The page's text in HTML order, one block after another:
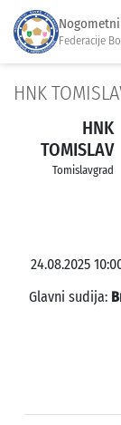
Federacije
HNK
HNK
TOMISLAV
Tomislavgrad
24.08.2025
Glavni sudija: